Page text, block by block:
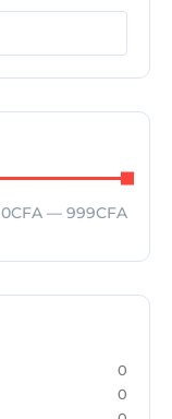
0CFA — 999CFA
0
0